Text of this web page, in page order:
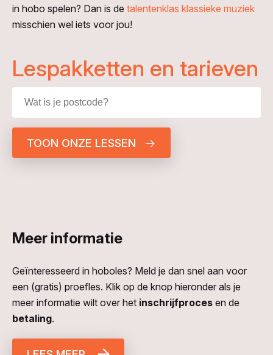
in hobo spelen? Dan is de talentenklas klassieke muziek
misschien wel iets voor jou!
Lespakketten en tarieven
TOON ONZE LESSEN
Meer informatie
Geïnteresseerd in hoboles? Meld je dan snel aan voor
een (gratis) proefles. Klik op de knop hieronder als je
meer informatie wilt over het inschrijfproces en de
betaling.